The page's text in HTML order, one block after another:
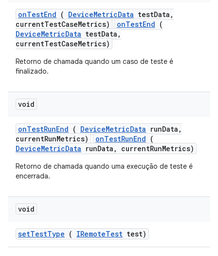
onTestEnd ( DeviceMetricData testData ,
currentTestCaseMetrics) onTestEnd (
DeviceMetricData testData,
currentTestCaseMetrics)
Retorno de chamada quando um caso de teste é
finalizado.
void
onTestRunEnd ( DeviceMetricData runData ,
currentRunMetrics) onTestRunEnd (
DeviceMetricData runData, currentRunMetrics)
Retorno de chamada quando uma execução de teste é
encerrada.
void
setTestType ( IRemoteTest test)